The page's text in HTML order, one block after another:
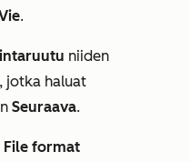
.
niiden
jotka haluat
Seuraava.
File format